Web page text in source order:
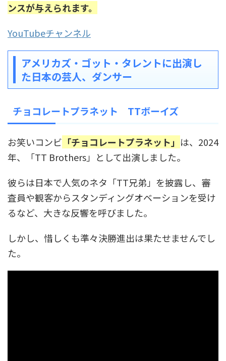
ンスが与えられます。
YouTubeチャンネル
アメリカズ・ゴット・タレントに出演し
た日本の芸人、ダンサー
チョコレートプラネット TTボーイズ
お笑いコンビ 「チョコレートプラネット」 は、2024
年、「TT Brothers」として出演しました。
彼らは日本で人気のネタ「TT兄弟」を披露し、審
査員や観客からスタンディングオベーションを受け
るなど、大きな反響を呼びました。
しかし、惜しくも準々決勝進出は果たせませんでし
た。